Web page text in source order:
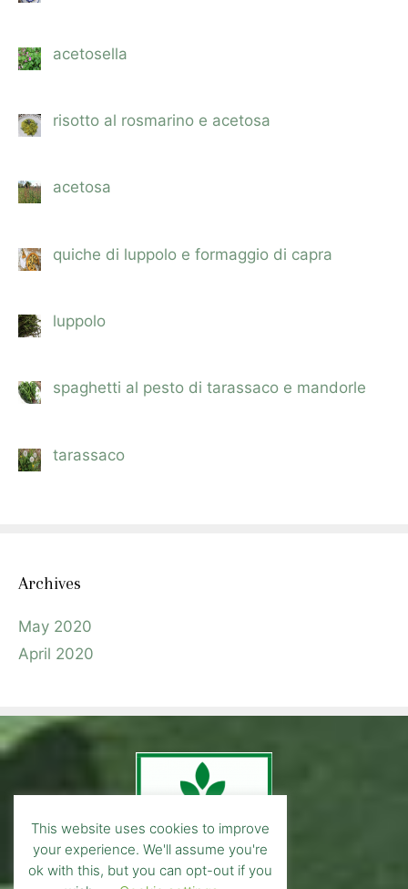
acetosella
risotto al rosmarino e acetosa
acetosa
quiche di luppolo e formaggio di capra
luppolo
spaghetti al pesto di tarassaco e mandorle
tarassaco
Archives
May 2020
April 2020
This website uses cookies to improve
your experience. We'll assume you're
ok with this, but you can opt-out if you